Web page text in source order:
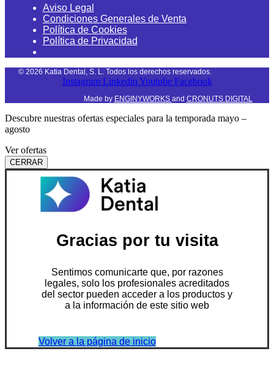
Aviso Legal
Condiciones Generales de Venta
Política de Cookies
Política de Privacidad
© 2026 Katia Dental, S. L. Todos los derechos reservados.
Instagram Linkedin Youtube Facebook
Made by ENGINYWORKS and CRONUTS DIGITAL
Descubre nuestras ofertas especiales para la temporada mayo –
agosto
Ver ofertas
CERRAR
Gracias por tu visita
Sentimos comunicarte que, por razones
legales, solo los profesionales acreditados
del sector pueden acceder a los productos y
a la información de este sitio web
Volver a la página de inicio